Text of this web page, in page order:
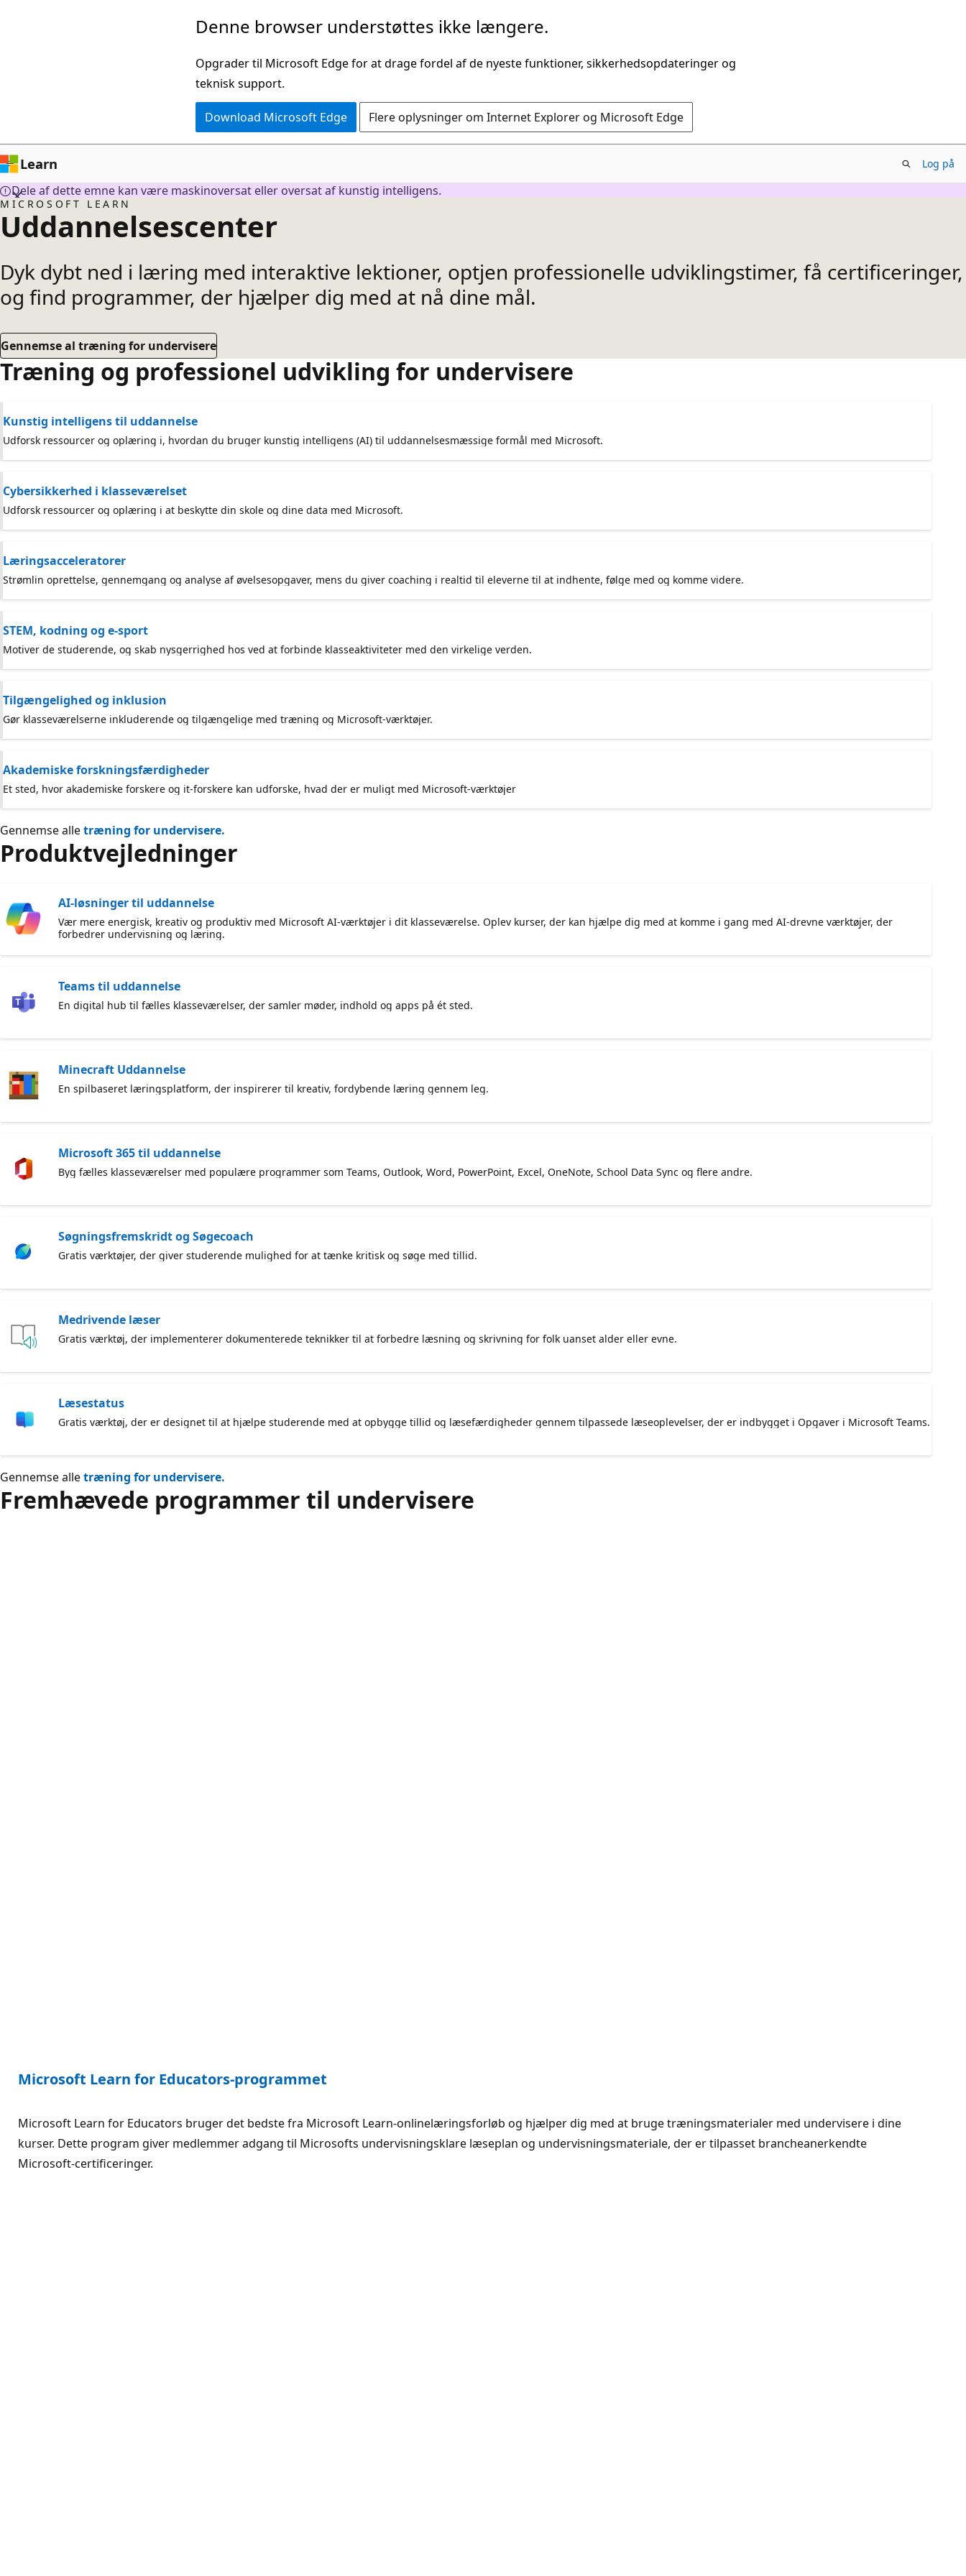
Denne browser understøttes ikke længere.
Opgrader til Microsoft Edge for at drage fordel af de nyeste funktioner, sikkerhedsopdateringer og
teknisk support.
Download Microsoft Edge Flere oplysninger om Internet Explorer og Microsoft Edge
Learn Log på
Dele af dette emne kan være maskinoversat eller oversat af kunstig intelligens.
MICROSOFT LEARN
Uddannelsescenter
Dyk dybt ned i læring med interaktive lektioner, optjen professionelle udviklingstimer, få certificeringer,
og find programmer, der hjælper dig med at nå dine mål.
Gennemse al træning for undervisere
Træning og professionel udvikling for undervisere
Kunstig intelligens til uddannelse
Udforsk ressourcer og oplæring i, hvordan du bruger kunstig intelligens (AI) til uddannelsesmæssige formål med Microsoft.
Cybersikkerhed i klasseværelset
Udforsk ressourcer og oplæring i at beskytte din skole og dine data med Microsoft.
Læringsacceleratorer
Strømlin oprettelse, gennemgang og analyse af øvelsesopgaver, mens du giver coaching i realtid til eleverne til at indhente, følge med og komme videre.
STEM, kodning og e-sport
Motiver de studerende, og skab nysgerrighed hos ved at forbinde klasseaktiviteter med den virkelige verden.
Tilgængelighed og inklusion
Gør klasseværelserne inkluderende og tilgængelige med træning og Microsoft-værktøjer.
Akademiske forskningsfærdigheder
Et sted, hvor akademiske forskere og it-forskere kan udforske, hvad der er muligt med Microsoft-værktøjer
Gennemse alletræning for undervisere.
Produktvejledninger
AI-løsninger til uddannelse
Vær mere energisk, kreativ og produktiv med Microsoft AI-værktøjer i dit klasseværelse. Oplev kurser, der kan hjælpe dig med at komme i gang med AI-drevne værktøjer, der
forbedrer undervisning og læring.
Teams til uddannelse
En digital hub til fælles klasseværelser, der samler møder, indhold og apps på ét sted.
Minecraft Uddannelse
En spilbaseret læringsplatform, der inspirerer til kreativ, fordybende læring gennem leg.
Microsoft 365 til uddannelse
Byg fælles klasseværelser med populære programmer som Teams, Outlook, Word, PowerPoint, Excel, OneNote, School Data Sync og flere andre.
Søgningsfremskridt og Søgecoach
Gratis værktøjer, der giver studerende mulighed for at tænke kritisk og søge med tillid.
Medrivende læser
Gratis værktøj, der implementerer dokumenterede teknikker til at forbedre læsning og skrivning for folk uanset alder eller evne.
Læsestatus
Gratis værktøj, der er designet til at hjælpe studerende med at opbygge tillid og læsefærdigheder gennem tilpassede læseoplevelser, der er indbygget i Opgaver i Microsoft Teams.
Gennemse alletræning for undervisere.
Fremhævede programmer til undervisere
Microsoft Learn for Educators-programmet
Microsoft Learn for Educators bruger det bedste fra Microsoft Learn-onlinelæringsforløb og hjælper dig med at bruge træningsmaterialer med undervisere i dine
kurser. Dette program giver medlemmer adgang til Microsofts undervisningsklare læseplan og undervisningsmateriale, der er tilpasset brancheanerkendte
Microsoft-certificeringer.